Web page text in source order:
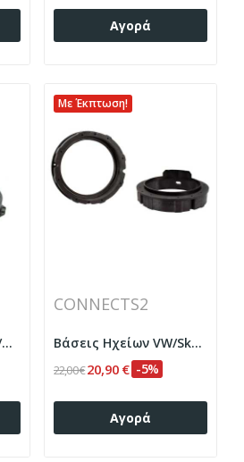
Αγορά
Βάσεις Ηχείων BMW/Honda/Opel Ø165mm front
Με Έκπτωση!
CONNECTS2
Βάσεις Ηχείων VW/Skoda/Seat
22,00 €20,90 € -5%
Αγορά